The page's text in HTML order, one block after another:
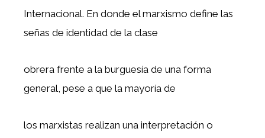
Internacional. En donde el marxismo define las
señas de identidad de la clase
obrera frente a la burguesía de una forma
general, pese a que la mayoría de
los marxistas realizan una interpretación o